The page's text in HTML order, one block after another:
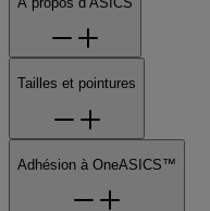
Tailles et pointures
Adhésion à OneASICS™